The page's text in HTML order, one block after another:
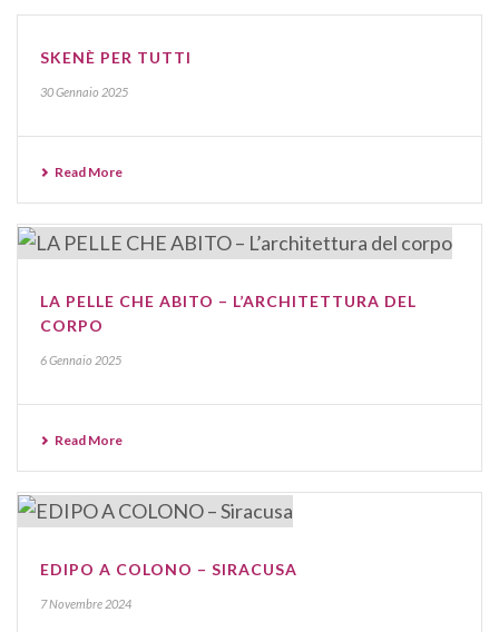
SKENÈ PER TUTTI
30 Gennaio 2025
Read More
LA PELLE CHE ABITO – L’ARCHITETTURA DEL
CORPO
6 Gennaio 2025
Read More
EDIPO A COLONO – SIRACUSA
7 Novembre 2024